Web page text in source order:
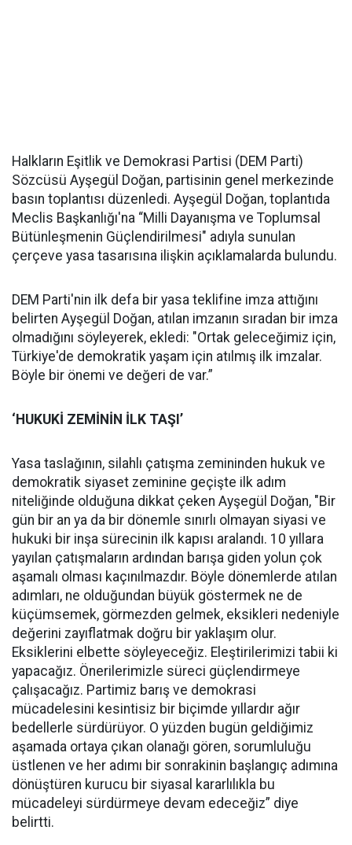
Halkların Eşitlik ve Demokrasi Partisi (DEM Parti)
Sözcüsü Ayşegül Doğan, partisinin genel merkezinde
basın toplantısı düzenledi. Ayşegül Doğan, toplantıda
Meclis Başkanlığı'na “Milli Dayanışma ve Toplumsal
Bütünleşmenin Güçlendirilmesi" adıyla sunulan
çerçeve yasa tasarısına ilişkin açıklamalarda bulundu.
DEM Parti'nin ilk defa bir yasa teklifine imza attığını
belirten Ayşegül Doğan, atılan imzanın sıradan bir imza
olmadığını söyleyerek, ekledi: "Ortak geleceğimiz için,
Türkiye'de demokratik yaşam için atılmış ilk imzalar.
Böyle bir önemi ve değeri de var.”
‘HUKUKİ ZEMİNİN İLK TAŞI’
Yasa taslağının, silahlı çatışma zemininden hukuk ve
demokratik siyaset zeminine geçişte ilk adım
niteliğinde olduğuna dikkat çeken Ayşegül Doğan, "Bir
gün bir an ya da bir dönemle sınırlı olmayan siyasi ve
hukuki bir inşa sürecinin ilk kapısı aralandı. 10 yıllara
yayılan çatışmaların ardından barışa giden yolun çok
aşamalı olması kaçınılmazdır. Böyle dönemlerde atılan
adımları, ne olduğundan büyük göstermek ne de
küçümsemek, görmezden gelmek, eksikleri nedeniyle
değerini zayıflatmak doğru bir yaklaşım olur.
Eksiklerini elbette söyleyeceğiz. Eleştirilerimizi tabii ki
yapacağız. Önerilerimizle süreci güçlendirmeye
çalışacağız. Partimiz barış ve demokrasi
mücadelesini kesintisiz bir biçimde yıllardır ağır
bedellerle sürdürüyor. O yüzden bugün geldiğimiz
aşamada ortaya çıkan olanağı gören, sorumluluğu
üstlenen ve her adımı bir sonrakinin başlangıç adımına
dönüştüren kurucu bir siyasal kararlılıkla bu
mücadeleyi sürdürmeye devam edeceğiz” diye
belirtti.